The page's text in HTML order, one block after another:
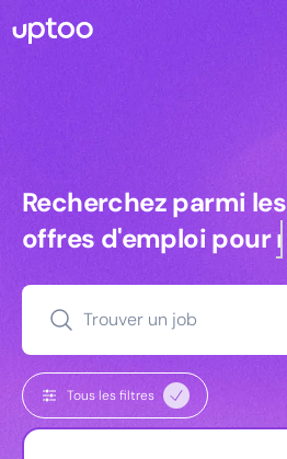
Recherchez parmi
Recherchez parmi
offres d'emploi pour
Trouver un job
Tous les filtres